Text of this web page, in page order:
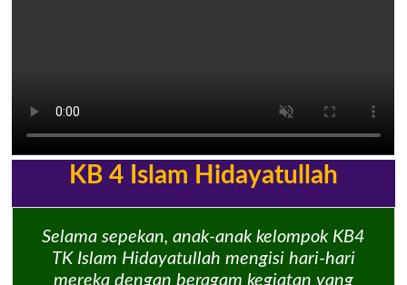
KB 4 Islam Hidayatullah
Selama sepekan, anak-anak kelompok KB4
TK Islam Hidayatullah mengisi hari-hari
mereka dengan beragam kegiatan yang